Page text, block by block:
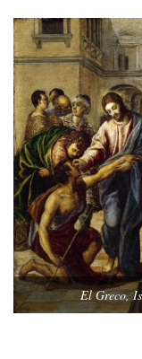
El Greco,